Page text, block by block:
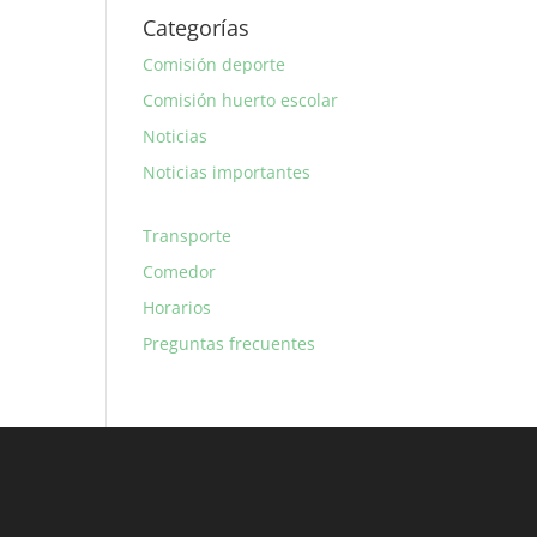
Categorías
Comisión deporte
Comisión huerto escolar
Noticias
Noticias importantes
Transporte
Comedor
Horarios
Preguntas frecuentes